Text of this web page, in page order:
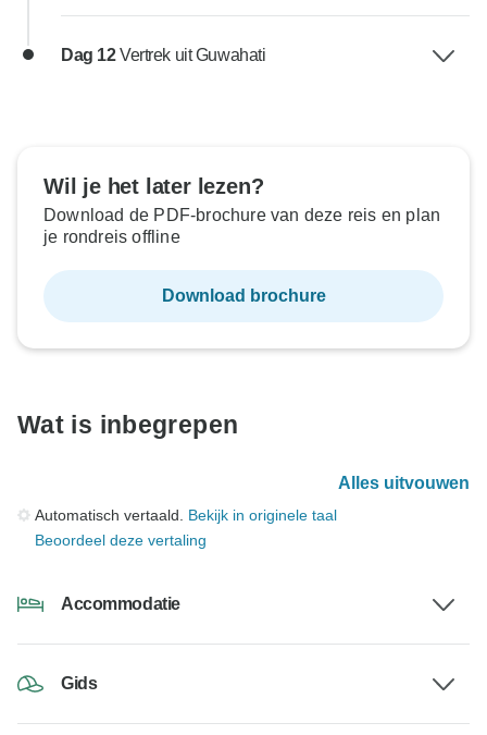
Dag 12Vertrek uit Guwahati
Wil je het later lezen?
Download de PDF-brochure van deze reis en plan
je rondreis offline
Download brochure
Wat is inbegrepen
Alles uitvouwen
Automatisch vertaald. Bekijk in originele taal
Beoordeel deze vertaling
Accommodatie
Gids